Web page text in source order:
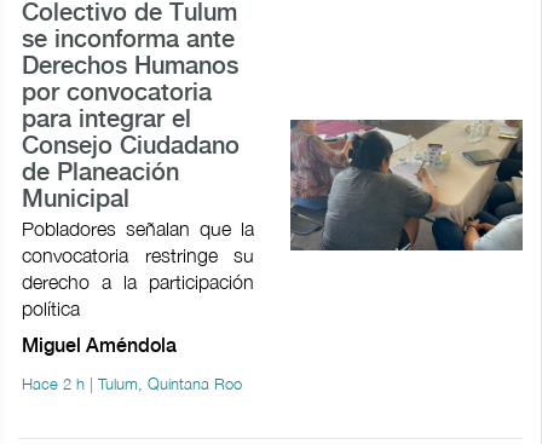
Colectivo de Tulum
se inconforma ante
Derechos Humanos
por convocatoria
para integrar el
Consejo Ciudadano
de Planeación
Municipal
Pobladores señalan que la
convocatoria restringe su
derecho a la participación
política
Miguel Améndola
Hace 2 h | Tulum, Quintana Roo